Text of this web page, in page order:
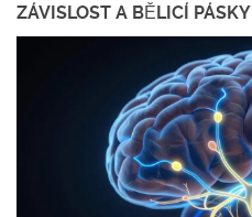
ZÁVISLOST A BĚLICÍ PÁSKY